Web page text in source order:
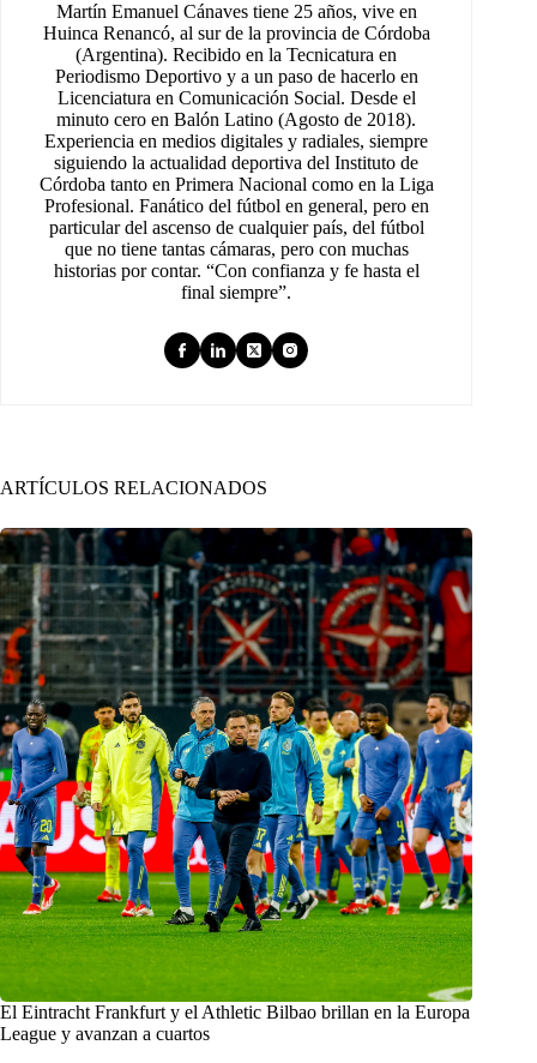
Martín Emanuel Cánaves tiene 25 años, vive en
Huinca Renancó, al sur de la provincia de Córdoba
(Argentina). Recibido en la Tecnicatura en
Periodismo Deportivo y a un paso de hacerlo en
Licenciatura en Comunicación Social. Desde el
minuto cero en Balón Latino (Agosto de 2018).
Experiencia en medios digitales y radiales, siempre
siguiendo la actualidad deportiva del Instituto de
Córdoba tanto en Primera Nacional como en la Liga
Profesional. Fanático del fútbol en general, pero en
particular del ascenso de cualquier país, del fútbol
que no tiene tantas cámaras, pero con muchas
historias por contar. “Con confianza y fe hasta el
final siempre”.
ARTÍCULOS RELACIONADOS
El Eintracht Frankfurt y el Athletic Bilbao brillan en la Europa
League y avanzan a cuartos